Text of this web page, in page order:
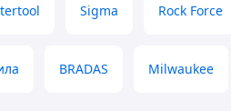
Sigma Rock Force
BRADAS Milwaukee